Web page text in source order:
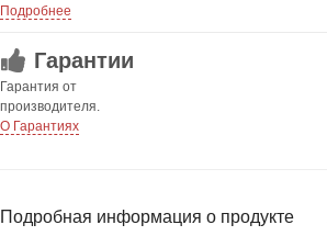
Подробнее
Гарантии
Гарантия от
производителя.
О Гарантиях
Подробная информация о продукте